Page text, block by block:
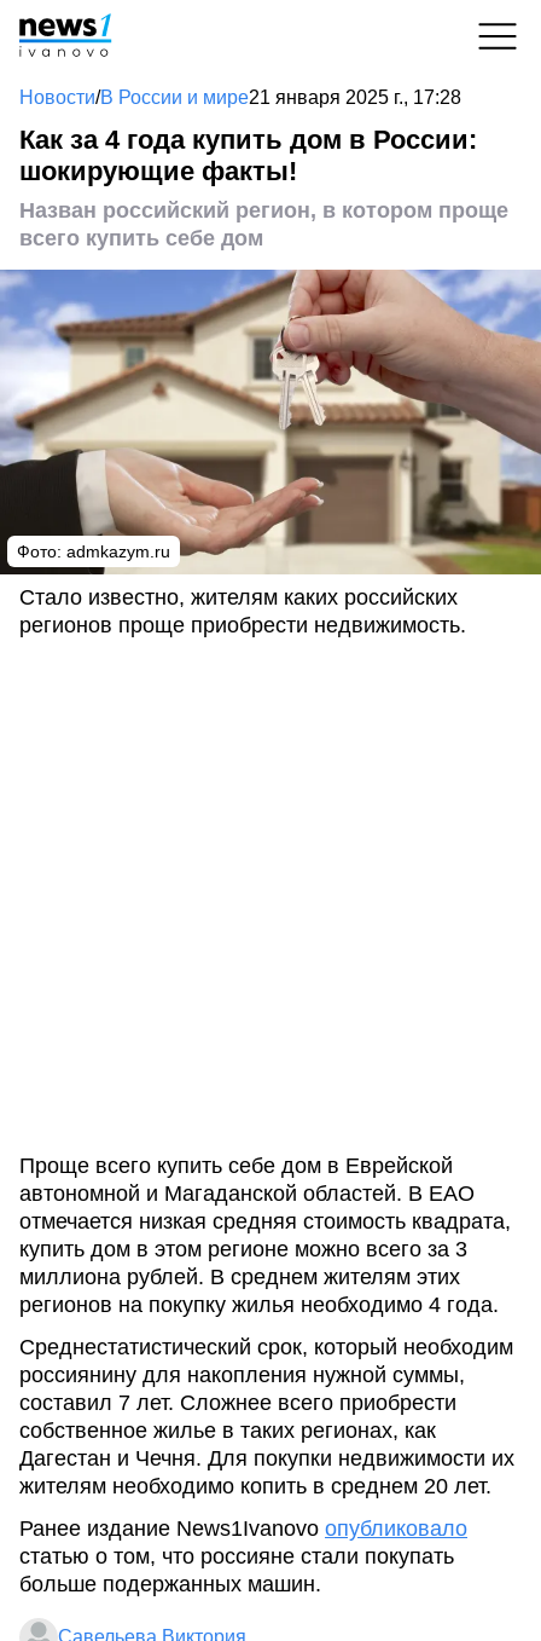
Новости/В России и мире21 января 2025 г., 17:28
Как за 4 года купить дом в России:
шокирующие факты!
Назван российский регион, в котором проще
всего купить себе дом
Фото: admkazym.ru
Стало известно, жителям каких российских
регионов проще приобрести недвижимость.
Проще всего купить себе дом в Еврейской
автономной и Магаданской областей. В ЕАО
отмечается низкая средняя стоимость квадрата,
купить дом в этом регионе можно всего за 3
миллиона рублей. В среднем жителям этих
регионов на покупку жилья необходимо 4 года.
Среднестатистический срок, который необходим
россиянину для накопления нужной суммы,
составил 7 лет. Сложнее всего приобрести
собственное жилье в таких регионах, как
Дагестан и Чечня. Для покупки недвижимости их
жителям необходимо копить в среднем 20 лет.
Ранее издание News1Ivanovo опубликовало
статью о том, что россияне стали покупать
больше подержанных машин.
Савельева Виктория